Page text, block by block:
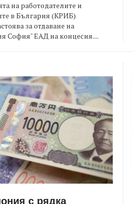
на работодателите и
в България (КРИБ)
за отдаване на
София" ЕАД на концесия....
с рядка